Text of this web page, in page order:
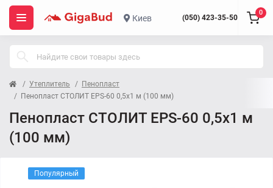
Киев (050) 423-35-50
0
Утеплитель
Пенопласт
Пенопласт СТОЛИТ EPS-60 0,5x1 м (100 мм)
Пенопласт СТОЛИТ EPS-60 0,5x1 м
(100 мм)
Популярный